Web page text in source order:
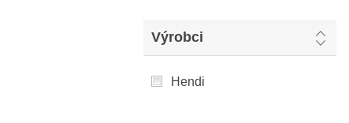
Výrobci
Hendi